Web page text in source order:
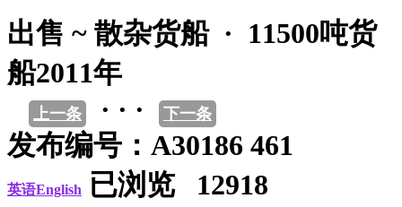
出售 ~ 散杂货船 · 11500吨货
船2011年
上一条 · · · 下一条
发布编号：A30186 461
英语English
已浏览 12918